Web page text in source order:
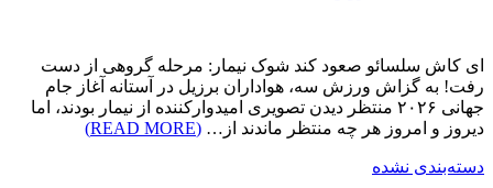
ای کاش سلسائو صعود کند شوک نیمار: مرحله گروهی از دست
رفت! به گزاش ورزش سه، هواداران برزیل در آستانه آغاز جام
جهانی ۲۰۲۶ منتظر دیدن تصویری امیدوارکننده از نیمار بودند، اما
دیروز و امروز هر چه منتظر ماندند از… (READ MORE)
دسته‌بندی نشده